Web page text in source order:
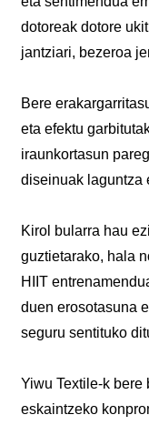
dotoreak dotore
jantziari, bezeroa
Bere
eta efektu
iraunkortasun
diseinuak laguntza
Kirol bularra hau
guztietarako, hala
HIIT
duen erosotasuna
seguru sentituko
Yiwu Textile-k
eskaintzeko